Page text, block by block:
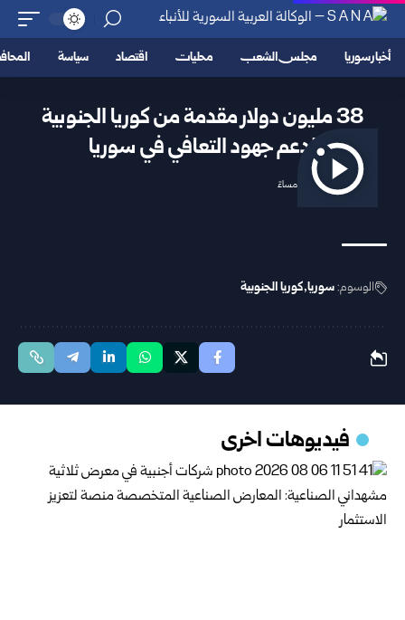
أخبار سوريا مجلس الشعب محليات اقتصاد سياسة
38 مليون دولار مقدمة من كوريا الجنوبية
لدعم جهود التعافي في سوريا
2025/10/01 4:17 مساءً
الوسوم:سوريا كوريا الجنوبية
فيديوهات اخرى